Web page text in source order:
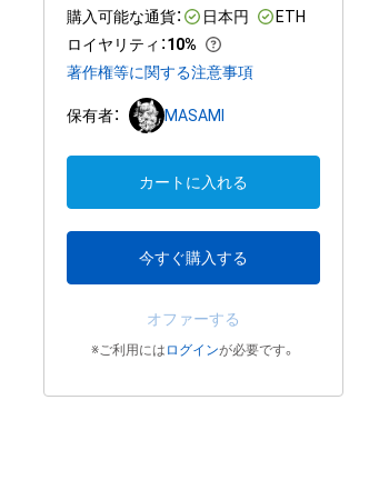
購入可能な通貨： 日本円
ETH
ロイヤリティ ：10%
著作権等に関する注意事項
保有者： MASAMI
カートに入れる
今すぐ購入する
オファーする
※ご利用には ログインが必要です。